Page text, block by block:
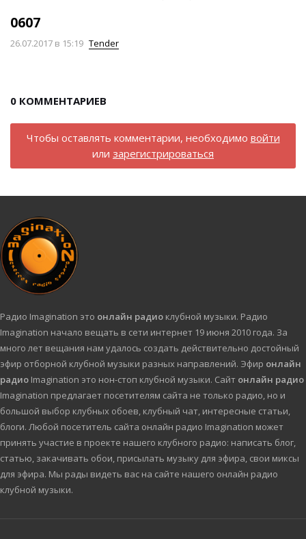
0607
26.07.2017 в 15:19 Tender
0 КОММЕНТАРИЕВ
Чтобы оставлять комментарии, необходимо войти
или зарегистрироваться
Радио Imagination это онлайн радио клубной музыки. Радио
Imagination начало вещать в сети интернет 19 июня 2010 года. За
много лет вещания нам удалось создать действительно достойный
эфир отборной клубной музыки разных направлений. Эфир онлайн
радио Imagination это нон-стоп клубной музыки. Сайт онлайн радио
Imagination предлагает посетителям сайта не только радио, но и
большой выбор клубных обоев, клубный чат, интересные статьи,
блоги. Любой посетитель сайта онлайн радио Imagination может
принять участие в проекте нашего клубного радио: написать блог,
статью, закачивать обои, присылать музыку для эфира, свои миксы
для эфира. Мы рады видеть вас на сайте нашего онлайн радио
клубной музыки.